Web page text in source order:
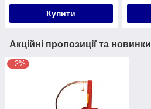
Купити
Акційні пропозиції та новинки
–2%